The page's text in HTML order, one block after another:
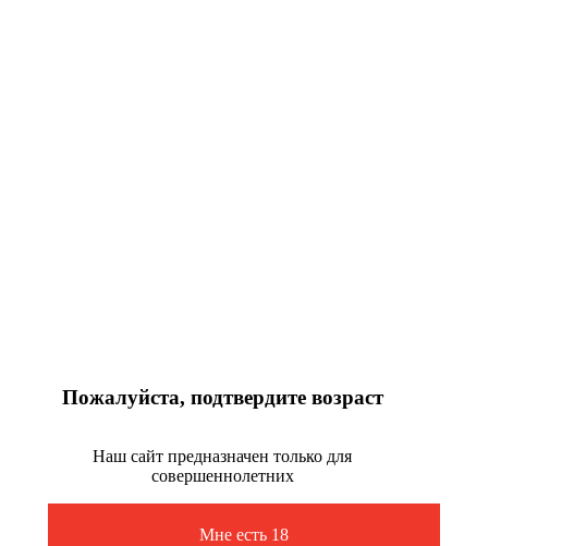
Пожалуйста, подтвердите возраст
Наш сайт предназначен только для
совершеннолетних
Мне есть 18